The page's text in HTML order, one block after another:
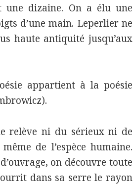
dizaine. On a élu une
d’une main. Leperlier ne
haute antiquité jusqu’aux
appartient à la poésie
relève ni du sérieux ni de
de l’espèce humaine.
on découvre toute
dans sa serre le rayon